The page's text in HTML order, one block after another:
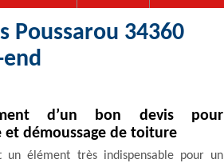
Poussarou 34360
d’un bon devis pour
et démoussage de toiture
un élément très indispensable pour un